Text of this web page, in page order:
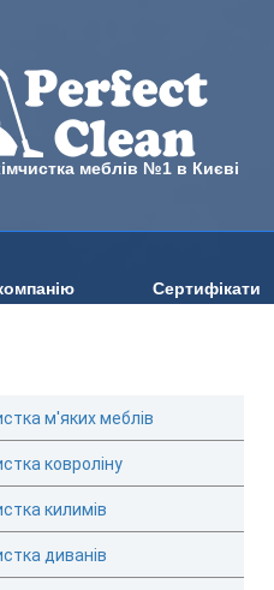
меблів №1 в Києві
Сертифікати
м'яких меблів
ковроліну
килимів
диванів